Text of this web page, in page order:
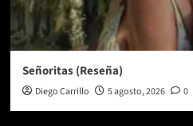
Señoritas (Reseña)
Diego Carrillo 5 agosto, 2026 0